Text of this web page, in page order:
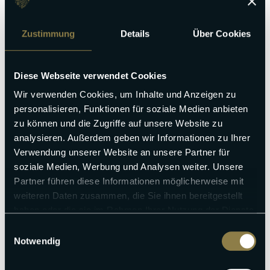
Zustimmung Details Über Cookies
Diese Webseite verwendet Cookies
Wir verwenden Cookies, um Inhalte und Anzeigen zu
personalisieren, Funktionen für soziale Medien anbieten
zu können und die Zugriffe auf unsere Website zu
analysieren. Außerdem geben wir Informationen zu Ihrer
Verwendung unserer Website an unsere Partner für
soziale Medien, Werbung und Analysen weiter. Unsere
Partner führen diese Informationen möglicherweise mit
weiteren Daten zusammen, die Sie ihnen bereitgestellt
Notwendig